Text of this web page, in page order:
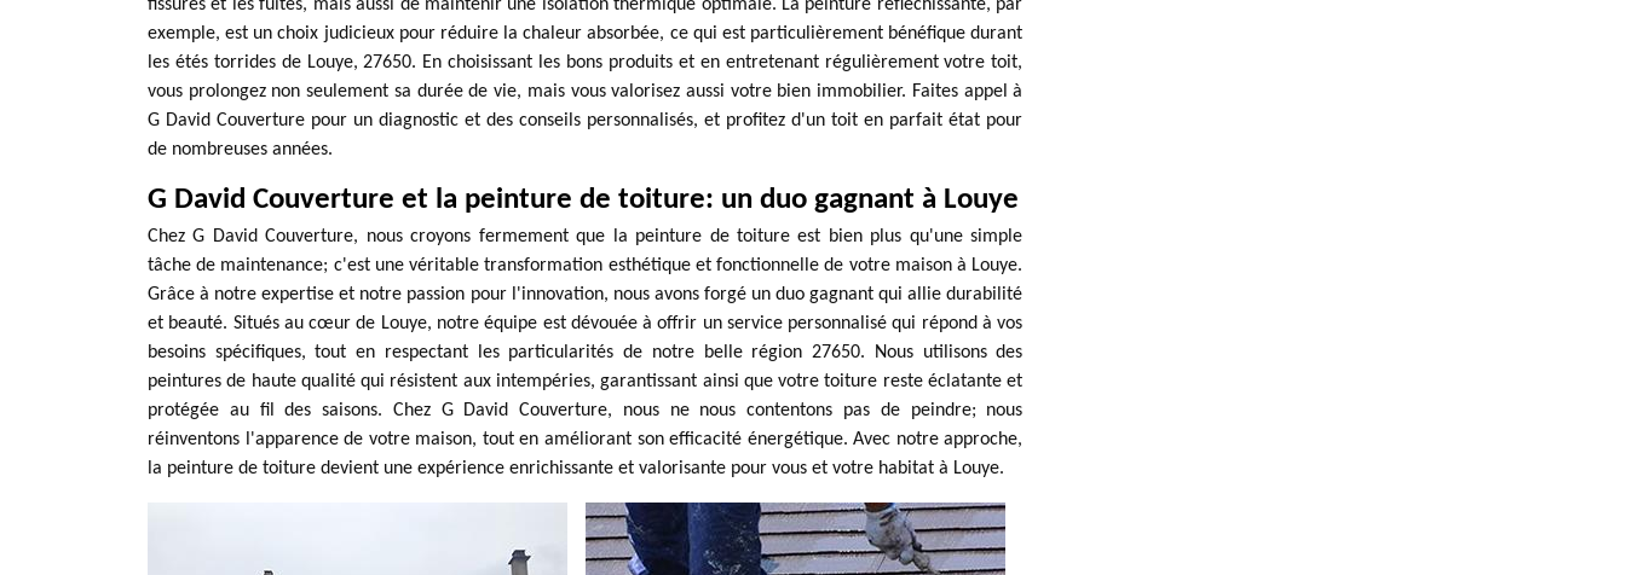
fissures et les fuites, mais aussi de maintenir une isolation thermique optimale. La peinture réfléchissante, par
exemple, est un choix judicieux pour réduire la chaleur absorbée, ce qui est particulièrement bénéfique durant
les étés torrides de Louye, 27650. En choisissant les bons produits et en entretenant régulièrement votre toit,
vous prolongez non seulement sa durée de vie, mais vous valorisez aussi votre bien immobilier. Faites appel à
G David Couverture pour un diagnostic et des conseils personnalisés, et profitez d'un toit en parfait état pour
de nombreuses années.
G David Couverture et la peinture de toiture: un duo gagnant à Louye
Chez G David Couverture, nous croyons fermement que la peinture de toiture est bien plus qu'une simple
tâche de maintenance; c'est une véritable transformation esthétique et fonctionnelle de votre maison à Louye.
Grâce à notre expertise et notre passion pour l'innovation, nous avons forgé un duo gagnant qui allie durabilité
et beauté. Situés au cœur de Louye, notre équipe est dévouée à offrir un service personnalisé qui répond à vos
besoins spécifiques, tout en respectant les particularités de notre belle région 27650. Nous utilisons des
peintures de haute qualité qui résistent aux intempéries, garantissant ainsi que votre toiture reste éclatante et
protégée au fil des saisons. Chez G David Couverture, nous ne nous contentons pas de peindre; nous
réinventons l'apparence de votre maison, tout en améliorant son efficacité énergétique. Avec notre approche,
la peinture de toiture devient une expérience enrichissante et valorisante pour vous et votre habitat à Louye.